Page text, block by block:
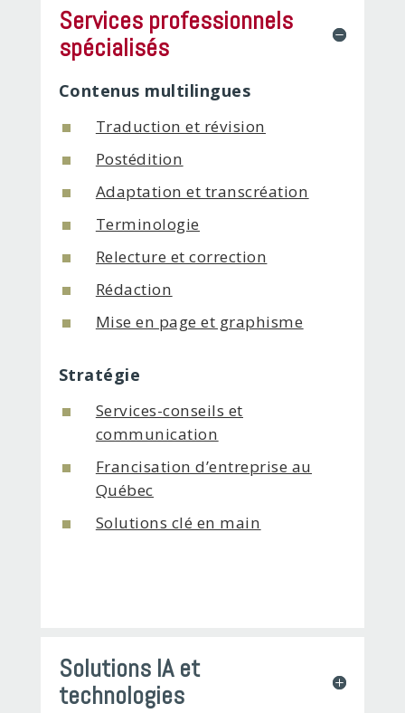
Services professionnels
spécialisés
Contenus multilingues
Traduction et révision
Postédition
Adaptation et transcréation
Terminologie
Relecture et correction
Rédaction
Mise en page et graphisme
Stratégie
Services-conseils et
communication
Francisation d’entreprise au
Québec
Solutions clé en main
Solutions IA et
technologies